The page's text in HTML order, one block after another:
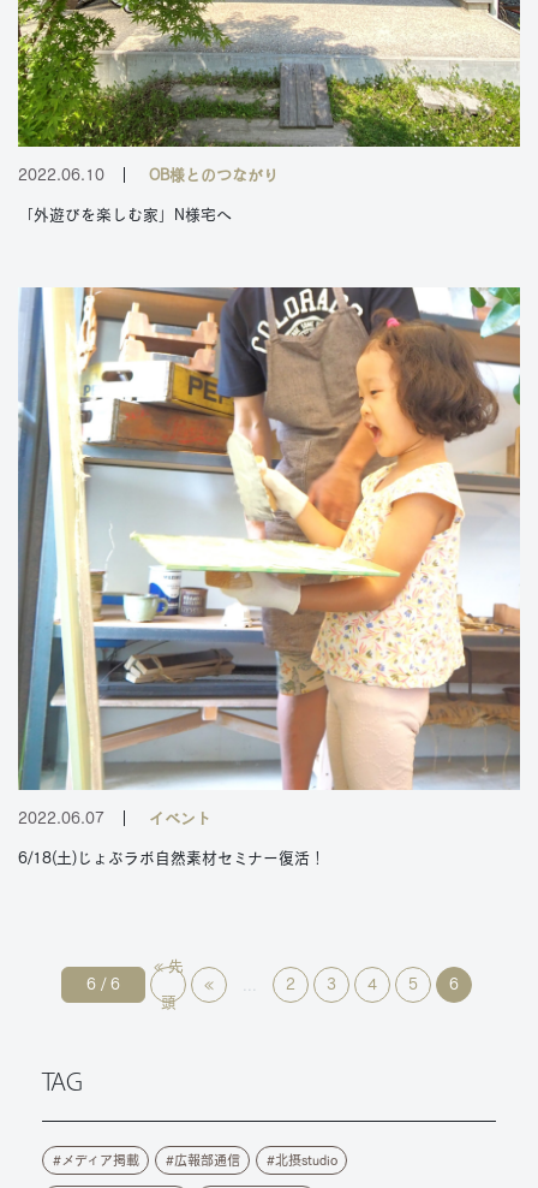
2022.06.10 OB様とのつながり
「外遊びを楽しむ家」N様宅へ
2022.06.07 イベント
6/18(土)じょぶラボ自然素材セミナー復活！
6 / 6
« 先
頭
« 2 3 4 5 6
TAG
メディア掲載 広報部通信 北摂studio